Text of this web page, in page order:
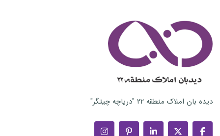
دیده بان املاک منطقه ۲۲ "دریاچه چیتگر"